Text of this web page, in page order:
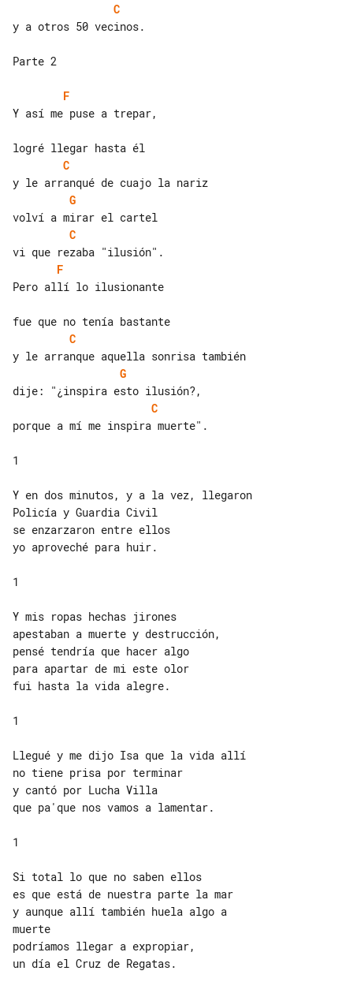
C
y a otros 50 vecinos.
Parte 2
F
Y así me puse a trepar,
C
G
C
F
Pero allí lo ilusionante
C
G
C
porque a mí me inspira muerte".
1
Y en dos minutos, y a la vez, llegaron
Policía y Guardia Civil
se enzarzaron entre ellos
yo aproveché para huir.
1
Y mis ropas hechas jirones
apestaban a muerte y destrucción,
pensé tendría que hacer algo
para apartar de mi este olor
fui hasta la vida alegre.
1
Llegué y me dijo Isa que la vida allí
no tiene prisa por terminar
y cantó por Lucha Villa
que pa'que nos vamos a lamentar.
1
Si total lo que no saben ellos
es que está de nuestra parte la mar
y aunque allí también huela algo a
muerte
podríamos llegar a expropiar,
un día el Cruz de Regatas.